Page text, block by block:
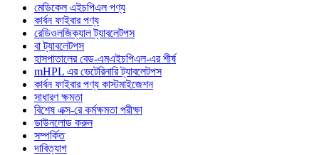
মেডিকেল এইচপিএল পণ্য
কার্বন ফাইবার পণ্য
রেডিওলজিক্যাল ট্যাবলেটপস
বা ট্যাবলেটপস
হাসপাতালের বেড-এমএইচপিএল-এর শীর্ষ
mHPL এর ভেটেরিনারি ট্যাবলেটপস
কার্বন ফাইবার পণ্য কাস্টমাইজেশন
সাধারণ ক্ষমতা
বিশেষ এক্স-রে কর্মক্ষমতা পরীক্ষা
ডাউনলোড করুন
সম্পর্কিত
দাবিত্যাগ